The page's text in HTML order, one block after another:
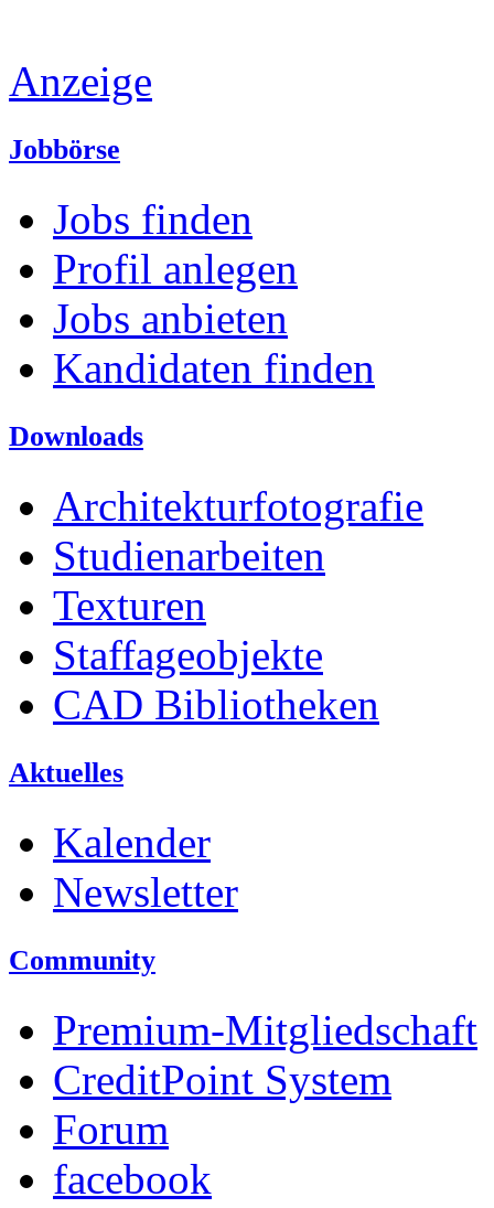
Anzeige
Jobbörse
Jobs finden
Profil anlegen
Jobs anbieten
Kandidaten finden
Downloads
Architekturfotografie
Studienarbeiten
Texturen
Staffageobjekte
CAD Bibliotheken
Aktuelles
Kalender
Newsletter
Community
Premium-Mitgliedschaft
CreditPoint System
Forum
facebook